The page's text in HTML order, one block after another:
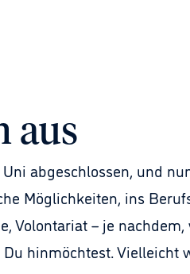
aus
abgeschlossen, und
Möglichkeiten, ins
Volontariat – je nachdem,
hinmöchtest. Vielleicht